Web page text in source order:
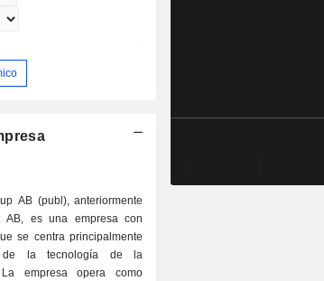
AB (publ), anteriormente
AB, es una empresa con
se centra principalmente
la tecnología de la
empresa opera como